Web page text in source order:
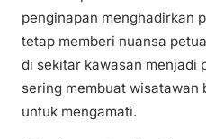
penginapan menghadirkan
tetap memberi nuansa
di sekitar kawasan menjadi
sering membuat wisatawan
untuk mengamati.